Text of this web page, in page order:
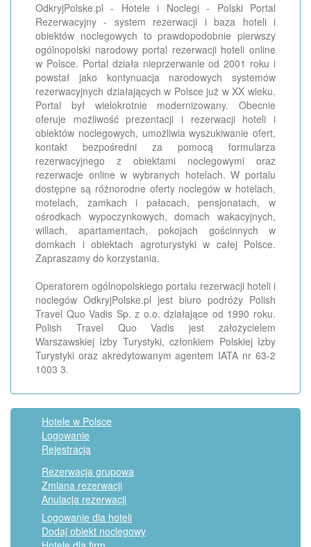
OdkryjPolske.pl - Hotele i Noclegi - Polski Portal
Rezerwacyjny - system rezerwacji i baza hoteli i
obiektów noclegowych to prawdopodobnie pierwszy
ogólnopolski narodowy portal rezerwacji hoteli online
w Polsce. Portal działa nieprzerwanie od 2001 roku i
powstał jako kontynuacja narodowych systemów
rezerwacyjnych działających w Polsce już w XX wieku.
Portal był wielokrotnie modernizowany. Obecnie
oferuje możliwość prezentacji i rezerwacji hoteli i
obiektów noclegowych, umożliwia wyszukiwanie ofert,
kontakt bezpośredni za pomocą formularza
rezerwacyjnego z obiektami noclegowymi oraz
rezerwacje online w wybranych hotelach. W portalu
dostępne są różnorodne oferty noclegów w hotelach,
motelach, zamkach i pałacach, pensjonatach, w
ośrodkach wypoczynkowych, domach wakacyjnych,
willach, apartamentach, pokojach gościnnych w
domkach i obiektach agroturystyki w całej Polsce.
Zapraszamy do korzystania.
Operatorem ogólnopolskiego portalu rezerwacji hoteli i
noclegów OdkryjPolske.pl jest biuro podróży Polish
Travel Quo Vadis Sp. z o.o. działające od 1990 roku.
Polish Travel Quo Vadis jest założycielem
Warszawskiej Izby Turystyki, członkiem Polskiej Izby
Turystyki oraz akredytowanym agentem IATA nr 63-2
1003 3.
Hotele w Polsce
Logowanie
Rejestracja
Rezerwacja grupowa
Zmiana rezerwacji
Anulacja rezerwacji
Logowanie dla hoteli
Dodaj obiekt noclegowy